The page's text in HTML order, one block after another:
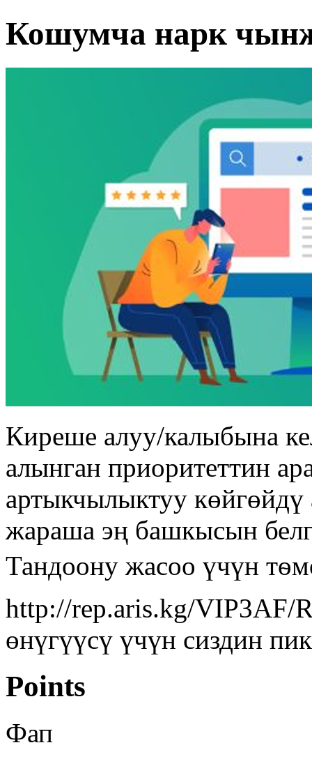
Кошумча нарк
Киреше алуу/калыбына
алынган приоритеттин
артыкчылыктуу көйгөйдү
жараша эң башкысын
Тандоону жасоо үчүн
http://rep.aris.kg/VIP3AF/
өнүгүүсү үчүн сиздин
Points
Фап